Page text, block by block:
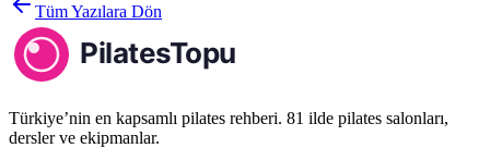
Tüm Yazılara Dön
Türkiye’nin en kapsamlı pilates rehberi. 81 ilde pilates salonları,
dersler ve ekipmanlar.